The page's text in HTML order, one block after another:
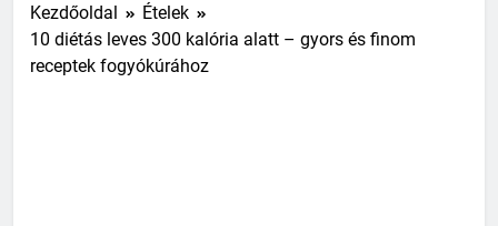
Kezdőoldal
Ételek
10 diétás leves 300 kalória alatt – gyors és finom
receptek fogyókúrához